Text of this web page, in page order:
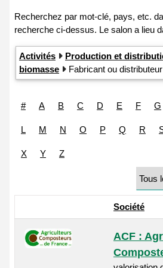
Activités
Production et
biomasse
Fabricant ou
# A B C D E F G
L M N O P Q R
X Y Z
Société
ACF :